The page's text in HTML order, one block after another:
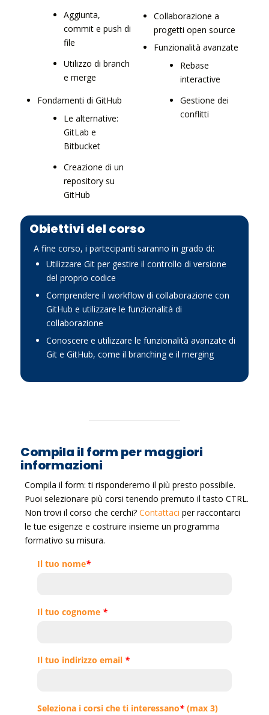
Aggiunta,
commit e push di
file
Utilizzo di branch
e merge
Fondamenti di GitHub
Le alternative:
GitLab e
Bitbucket
Creazione di un
repository su
GitHub
Collaborazione a
progetti open source
Funzionalità avanzate
Rebase
interactive
Gestione dei
conflitti
Obiettivi del corso
A fine corso, i partecipanti saranno in grado di:
Utilizzare Git per gestire il controllo di versione
del proprio codice
Comprendere il workflow di collaborazione con
GitHub e utilizzare le funzionalità di
collaborazione
Conoscere e utilizzare le funzionalità avanzate di
Git e GitHub, come il branching e il merging
Compila il form per maggiori
informazioni
Compila il form: ti risponderemo il più presto possibile.
Puoi selezionare più corsi tenendo premuto il tasto CTRL.
Non trovi il corso che cerchi?Contattaci per raccontarci
le tue esigenze e costruire insieme un programma
formativo su misura.
Il tuo nome*
Il tuo cognome *
Il tuo indirizzo email *
Seleziona i corsi che ti interessano* (max 3)